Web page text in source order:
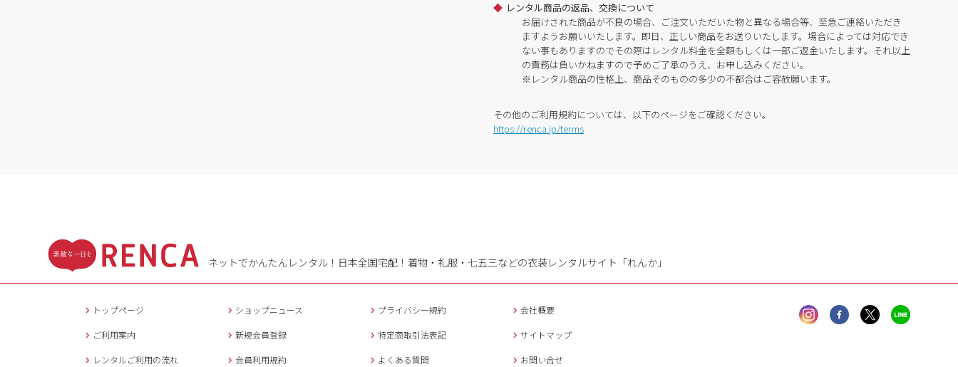
レンタル商品の返品、交換について
お届けされた商品が不良の場合、ご注文いただいた物と異なる場合等、至急ご連絡いただき
ますようお願いいたします。即日、正しい商品をお送りいたします。場合によっては対応でき
ない事もありますのでその際はレンタル料金を全額もしくは一部ご返金いたします。それ以上
の責務は負いかねますので予めご了承のうえ、お申し込みください。
※レンタル商品の性格上、商品そのものの多少の不都合はご容赦願います。
その他のご利用規約については、以下のページをご確認ください。
https://renca.jp/terms
ネットでかんたんレンタル！日本全国宅配！ 着物・礼服・七五三などの衣装レンタルサイト「れんか」
トップページ ショップニュース プライバシー規約 会社概要
ご利用案内 新規会員登録 特定商取引法表記 サイトマップ
レンタルご利用の流れ 会員利用規約 よくある質問 お問い合せ